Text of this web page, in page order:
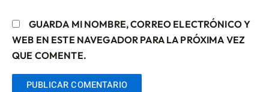
GUARDA MI NOMBRE, CORREO ELECTRÓNICO Y
WEB EN ESTE NAVEGADOR PARA LA PRÓXIMA VEZ
QUE COMENTE.